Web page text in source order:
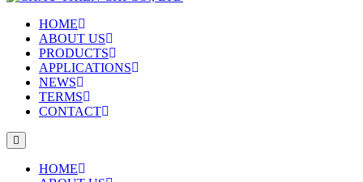
HOME
ABOUT US
PRODUCTS
APPLICATIONS
NEWS
TERMS
CONTACT
HOME